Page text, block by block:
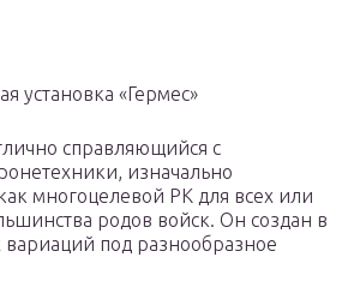
установка «Гермес»
справляющийся с
изначально
многоцелевой РК для всех или
родов войск. Он создан в
вариаций под разнообразное